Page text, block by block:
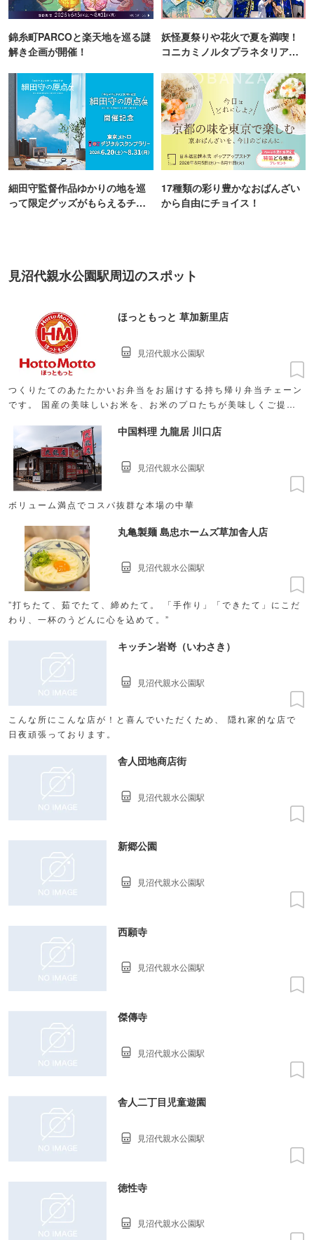
錦糸町PARCOと楽天地を巡る謎
解き企画が開催！
妖怪夏祭りや花火で夏を満喫！
コニカミノルタプラネタリア
細田守監督作品ゆかりの地を巡
って限定グッズがもらえるチャ
17種類の彩り豊かなおばんざい
から自由にチョイス！
見沼代親水公園駅周辺のスポット
ほっともっと 草加新里店
つくりたてのあたたかいお弁当をお届けする持ち帰り弁当チェーン
です。 国産の美味しいお米を、お米のプロたちが美味しくご提供
見沼代親水公園駅
中国料理 九龍居 川口店
ボリューム満点でコスパ抜群な本場の中華
見沼代親水公園駅
丸亀製麺 島忠ホームズ草加舎人店
”打ちたて、茹でたて、締めたて。 「手作り」「できたて」にこだ
わり、一杯のうどんに心を込めて。”
見沼代親水公園駅
キッチン岩嵜（いわさき）
こんな所にこんな店が！と喜んでいただくため、 隠れ家的な店で
日夜頑張っております。
見沼代親水公園駅
舎人団地商店街
見沼代親水公園駅
新郷公園
見沼代親水公園駅
西願寺
見沼代親水公園駅
傑傳寺
見沼代親水公園駅
舎人二丁目児童遊園
見沼代親水公園駅
徳性寺
見沼代親水公園駅